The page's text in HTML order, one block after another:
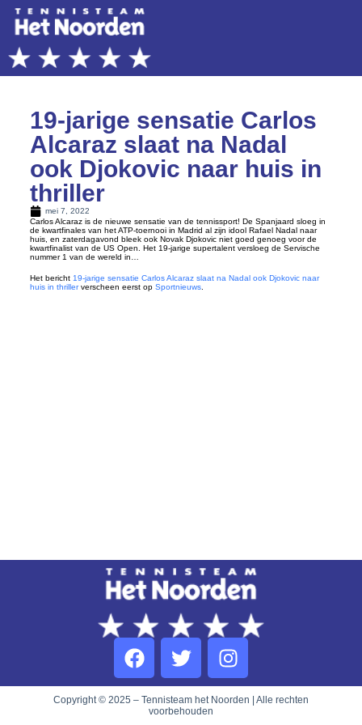
19-jarige sensatie Carlos
Alcaraz slaat na Nadal
ook Djokovic naar huis in
thriller
mei 7, 2022
Carlos Alcaraz is de nieuwe sensatie van de tennissport! De Spanjaard sloeg in
de kwartfinales van het ATP-toernooi in Madrid al zijn idool Rafael Nadal naar
huis, en zaterdagavond bleek ook Novak Djokovic niet goed genoeg voor de
kwartfinalist van de US Open. Het 19-jarige supertalent versloeg de Servische
nummer 1 van de wereld in…
Het bericht 19-jarige sensatie Carlos Alcaraz slaat na Nadal ook Djokovic naar
huis in thrillerverscheen eerst op Sportnieuws.
Copyright © 2025 – Tennisteam het Noorden | Alle rechten
voorbehouden